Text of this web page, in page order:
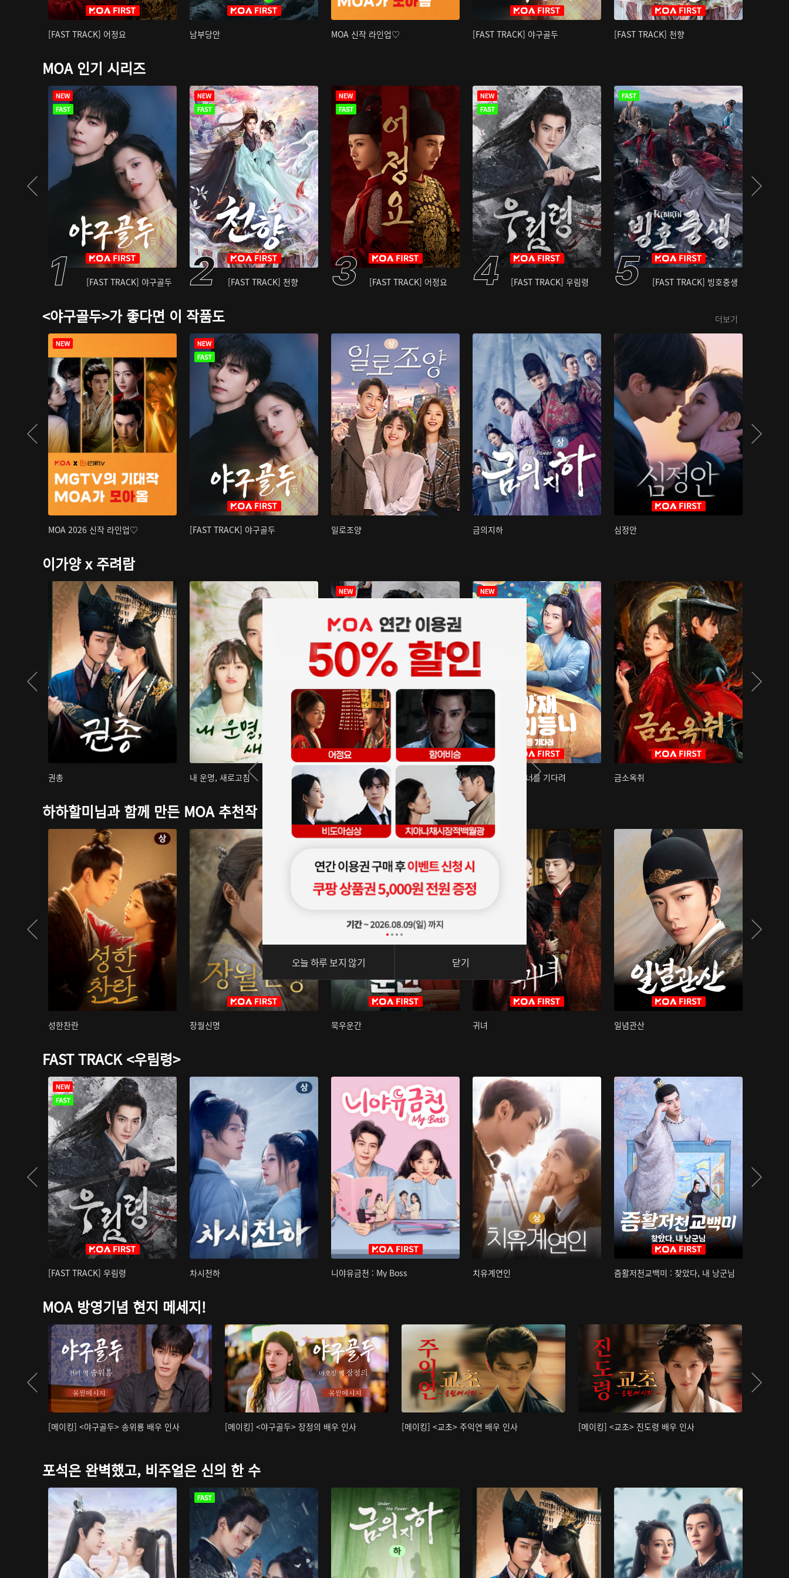
[FAST TRACK] 어정요 남부당안 MOA 신작 라인업♡ [FAST TRACK] 야구골두 [FAST TRACK] 천향
MOA 인기 시리즈
[FAST TRACK] 야구골두 [FAST TRACK] 천향 [FAST TRACK] 어정요 [FAST TRACK] 우림령 [FAST TRACK] 빙호중생
<야구골두>가 좋다면 이 작품도 더보기
MOA 2026 신작 라인업♡ [FAST TRACK] 야구골두 일로조양 금의지하 심정안
이가양 x 주려람
권총 내 운명, 새로고침 아재저리등니 : 너를 기다려 금소옥취
하하할미님과 함께 만든 MOA 추천작
성한찬란 장월신명 묵우운간 귀녀 일념관산
FAST TRACK <우림령>
[FAST TRACK] 우림령 차시천하 니야유금천 : My Boss 치유계연인 즘활저천교백미 : 찾았다, 내 낭군님
MOA 방영기념 현지 메세지!
[메이킹] <야구골두> 송위룡 배우 인사 [메이킹] <야구골두> 장정의 배우 인사 [메이킹] <교초> 주익연 배우 인사 [메이킹] <교초> 진도령 배우 인사
포석은 완벽했고, 비주얼은 신의 한 수
오늘 하루 보지 않기 닫기